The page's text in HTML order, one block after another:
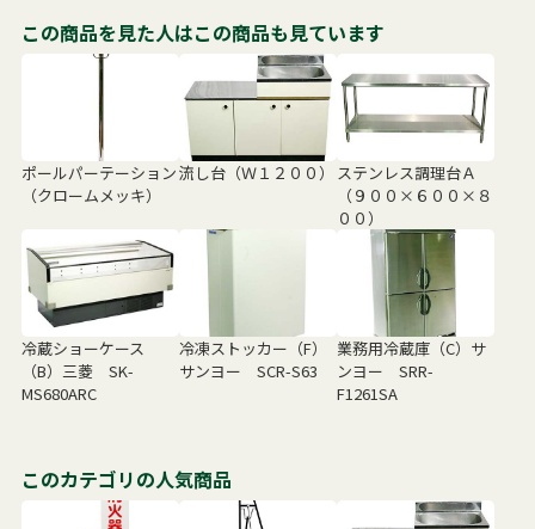
この商品を見た人はこの商品も見ています
ポールパーテーション
（クロームメッキ）
流し台（Ｗ１２００）
ステンレス調理台Ａ
（９００×６００×８
００）
冷蔵ショーケース
（B）三菱 SK-
MS680ARC
冷凍ストッカー（F）
サンヨー SCR-S63
業務用冷蔵庫（C）サ
ンヨー SRR-
F1261SA
このカテゴリの人気商品